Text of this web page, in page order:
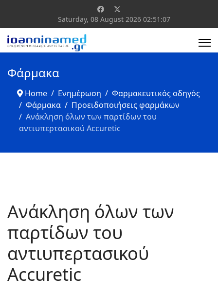
Saturday, 08 August 2026 02:51:07
Φάρμακα
Home Ενημέρωση
Φαρμακευτικός οδηγός
Φάρμακα
Προειδοποιήσεις φαρμάκων
Ανάκληση όλων των παρτίδων του
αντιυπερτασικού Accuretic
Ανάκληση όλων των
παρτίδων του
αντιυπερτασικού
Accuretic